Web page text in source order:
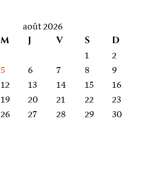
août 2026
M J V S D
1
2
5 6 7 8
9
12 13 14 15
16
19 20 21 22
23
26 27 28 29
30